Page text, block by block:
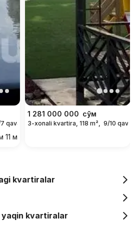
qavat
11 мин piyoda
1 281 000 000 сўм
3-xonali kvartira, 118 m², 9/10 qavat
kvartiralar
kvartiralar